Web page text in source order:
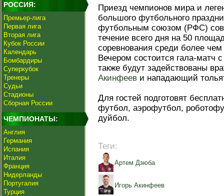
РОССИЯ:
Премьер-лига
Первая лига
Вторая лига
Кубок России
Календарь
Бомбардиры
Суперкубок
Тренеры
Судьи
Стадионы
Сборная России
ЧЕМПИОНАТЫ:
Англия
Германия
Испания
Италия
Франция
Нидерланды
Португалия
Турция
Приезд чемпионов мира и
большого футбольного
футбольным союзом (РФС)
течение всего дня на 50
соревнования среди более
Вечером состоится гала-матч
также будут задействованы
Акинфеев и нападающий
Для гостей подготовят
футбол, аэрофутбол,
дуйбол.
Теги:
Артем Дзюба
Игорь Акинфеев